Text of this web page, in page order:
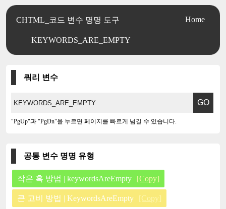
CHTML_코드 변수 명명 도구
KEYWORDS_ARE_EMPTY
Home
쿼리 변수
"PgUp"과 "PgDn"을 누르면 페이지를 빠르게 넘길 수 있습니다.
공통 변수 명명 유형
작은 혹 방법 | keywordsAreEmpty [Copy]
큰 고비 방법 | KeywordsAreEmpty [Copy]